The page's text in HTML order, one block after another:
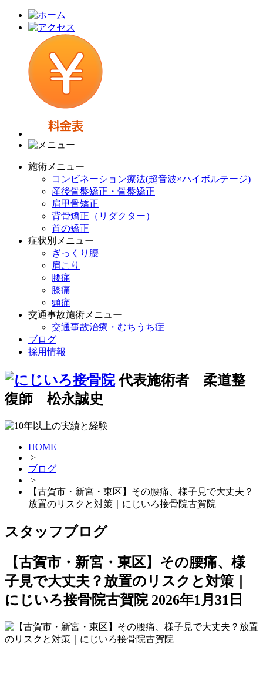
施術メニュー
コンビネーション療法(超音波×ハイボルテージ)
産後骨盤矯正・骨盤矯正
肩甲骨矯正
背骨矯正（リダクター）
首の矯正
症状別メニュー
ぎっくり腰
肩こり
腰痛
膝痛
頭痛
交通事故施術メニュー
交通事故治療・むちうち症
ブログ
採用情報
代表施術者 柔道整
復師 松永誠史
HOME
>
ブログ
>
【古賀市・新宮・東区】その腰痛、様子見で大丈夫？
放置のリスクと対策｜にじいろ接骨院古賀院
スタッフブログ
【古賀市・新宮・東区】その腰痛、様
子見で大丈夫？放置のリスクと対策｜
にじいろ接骨院古賀院 2026年1月31日